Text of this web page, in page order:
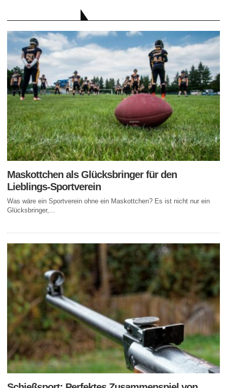
Maskottchen als Glücksbringer für den
Lieblings-Sportverein
Was wäre ein Sportverein ohne ein Maskottchen? Es ist nicht nur ein
Glücksbringer,...